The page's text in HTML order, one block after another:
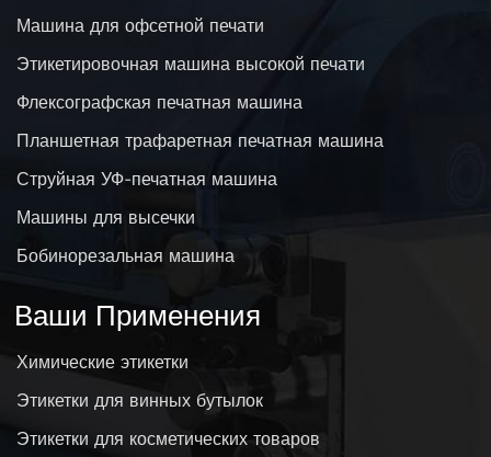
Машина для офсетной печати
Этикетировочная машина высокой печати
Флексографская печатная машина
Планшетная трафаретная печатная машина
Струйная УФ-печатная машина
Машины для высечки
Бобинорезальная машина
Ваши Применения
Химические этикетки
Этикетки для винных бутылок
Этикетки для косметических товаров